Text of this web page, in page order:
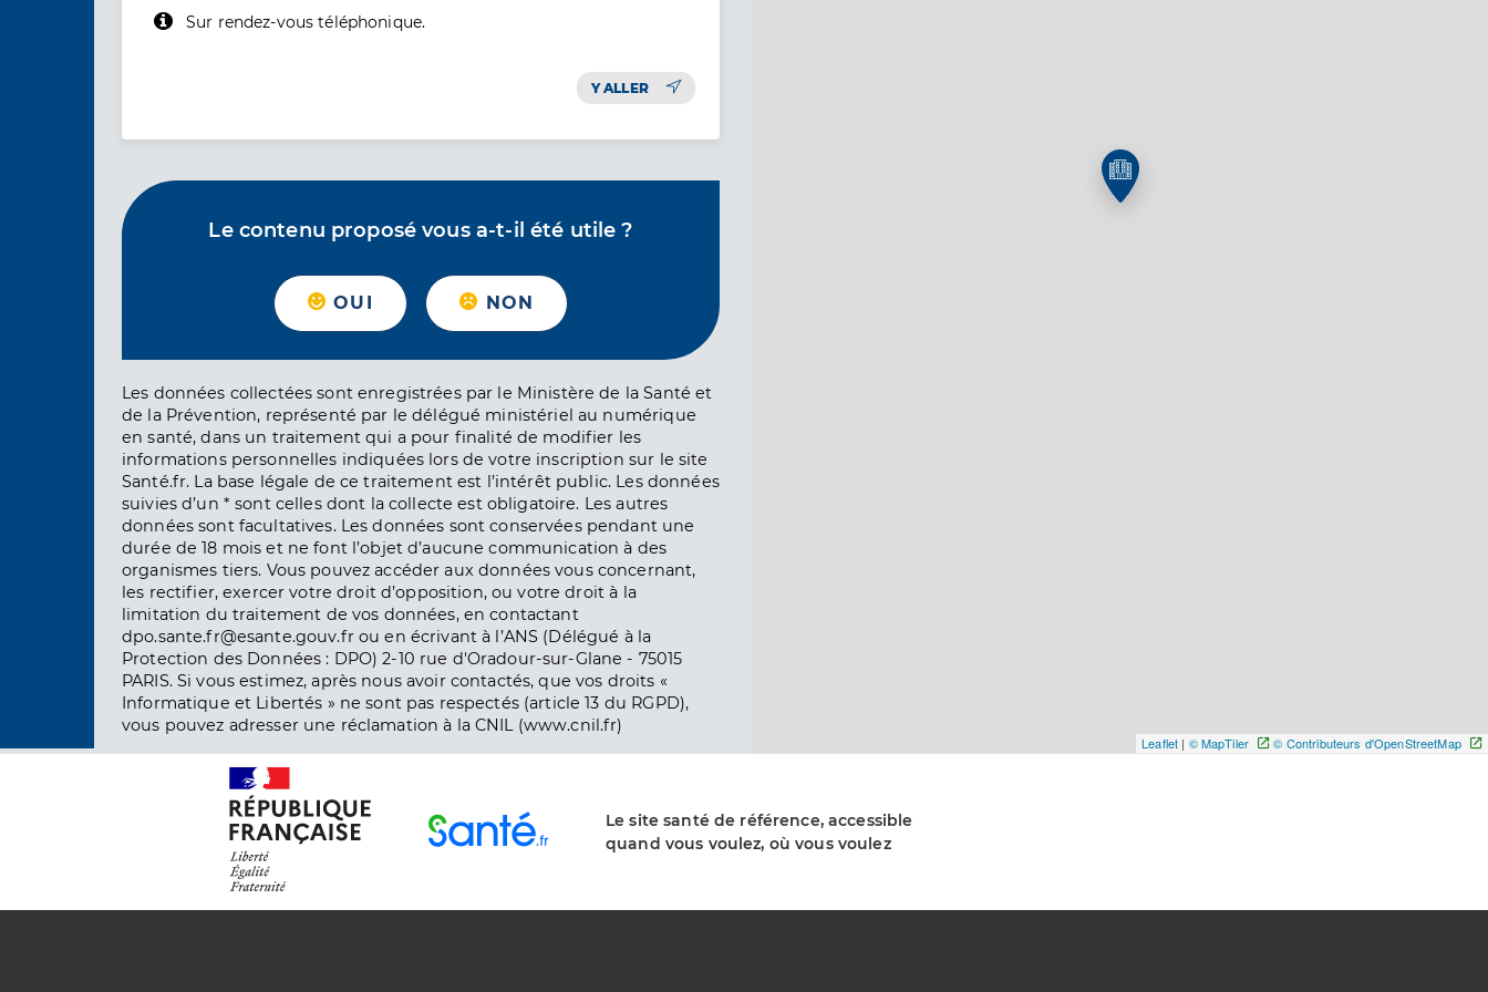
Sur rendez-vous téléphonique.
Y ALLER
Le contenu proposé vous a-t-il été utile ?
OUI NON
Les données collectées sont enregistrées par le Ministère de la Santé et
de la Prévention, représenté par le délégué ministériel au numérique
en santé, dans un traitement qui a pour finalité de modifier les
informations personnelles indiquées lors de votre inscription sur le site
Santé.fr. La base légale de ce traitement est l’intérêt public. Les données
suivies d’un * sont celles dont la collecte est obligatoire. Les autres
données sont facultatives. Les données sont conservées pendant une
durée de 18 mois et ne font l’objet d’aucune communication à des
organismes tiers. Vous pouvez accéder aux données vous concernant,
les rectifier, exercer votre droit d’opposition, ou votre droit à la
limitation du traitement de vos données, en contactant
dpo.sante.fr@esante.gouv.fr ou en écrivant à l’ANS (Délégué à la
Protection des Données : DPO) 2-10 rue d'Oradour-sur-Glane - 75015
PARIS. Si vous estimez, après nous avoir contactés, que vos droits «
Informatique et Libertés » ne sont pas respectés (article 13 du RGPD),
vous pouvez adresser une réclamation à la CNIL (www.cnil.fr)
Leaflet | © MapTiler © Contributeurs d'OpenStreetMap
Le site santé de référence, accessible
quand vous voulez, où vous voulez